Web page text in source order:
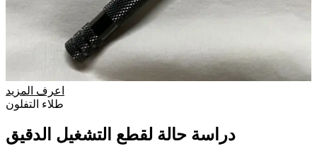
اعرف المزيد
طلاء التفلون
دراسة حالة لقطع التشغيل الدقيق